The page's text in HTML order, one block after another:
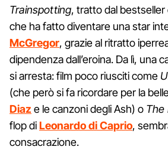
Trainspotting, tratto dal bestseller
che ha fatto diventare una star
McGregor, grazie al ritratto
dipendenza dall’eroina. Da lì, una
si arresta: film poco riusciti come
(che però si fa ricordare per la
Diaz e le canzoni degli Ash) o The
flop diLeonardo di Caprio,
consacrazione.